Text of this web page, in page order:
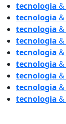
tecnologia &
tecnologia &
tecnologia &
tecnologia &
tecnologia &
tecnologia &
tecnologia &
tecnologia &
tecnologia &